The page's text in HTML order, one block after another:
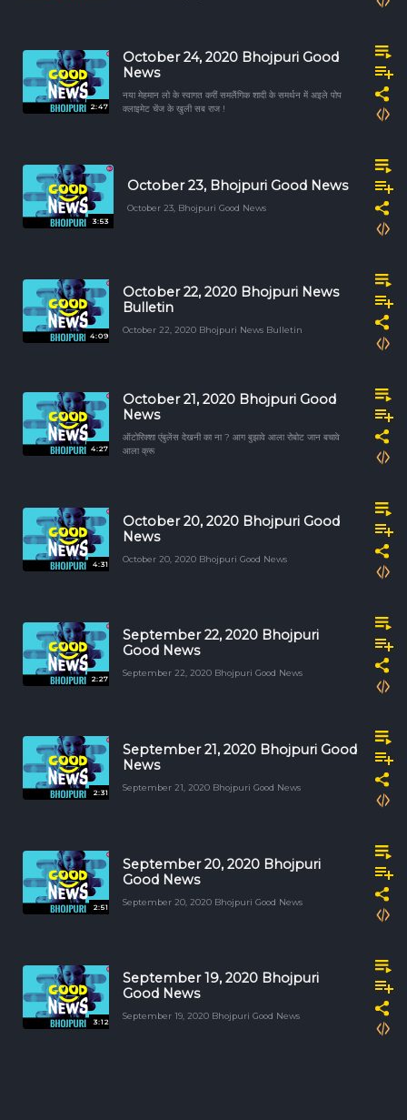
2:47
October 24, 2020 Bhojpuri Good
News
नया मेहमान लो के स्वागत करीं समलैंगिक शादी के समर्थन में अइले पोप
क्लाइमेट चेंज के खुली सब राज !
3:53
October 23, Bhojpuri Good News
October 23, Bhojpuri Good News
4:09
October 22, 2020 Bhojpuri News
Bulletin
October 22, 2020 Bhojpuri News Bulletin
4:27
October 21, 2020 Bhojpuri Good
News
ऑटोरिक्शा एंबुलेंस देखनी का ना ? आग बुझावे आला रोबोट जान बचावे
आला क्रू
4:31
October 20, 2020 Bhojpuri Good
News
October 20, 2020 Bhojpuri Good News
2:27
September 22, 2020 Bhojpuri
Good News
September 22, 2020 Bhojpuri Good News
2:31
September 21, 2020 Bhojpuri Good
News
September 21, 2020 Bhojpuri Good News
2:51
September 20, 2020 Bhojpuri
Good News
September 20, 2020 Bhojpuri Good News
3:12
September 19, 2020 Bhojpuri
Good News
September 19, 2020 Bhojpuri Good News